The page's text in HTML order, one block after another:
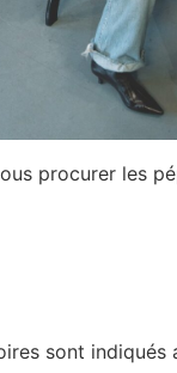
procurer les
sont indiqués